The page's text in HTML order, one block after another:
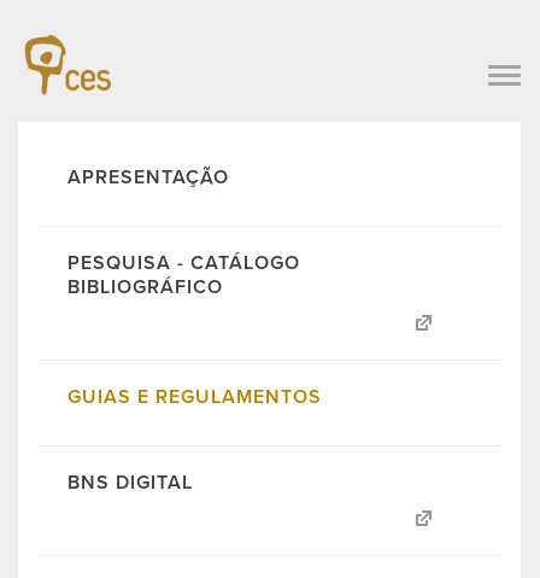
APRESENTAÇÃO
PESQUISA - CATÁLOGO
BIBLIOGRÁFICO
GUIAS E REGULAMENTOS
BNS DIGITAL